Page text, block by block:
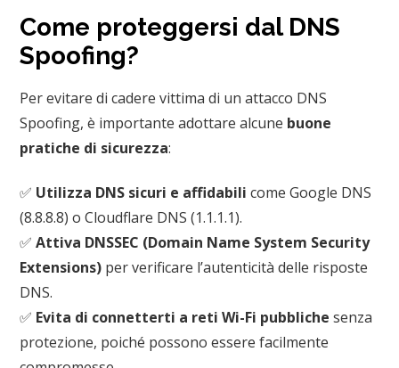
Come proteggersi dal DNS
Spoofing?
Per evitare di cadere vittima di un attacco DNS
Spoofing, è importante adottare alcune buone
pratiche di sicurezza:
✅ Utilizza DNS sicuri e affidabili come Google DNS
(8.8.8.8) o Cloudflare DNS (1.1.1.1).
✅Attiva DNSSEC (Domain Name System Security
Extensions) per verificare l’autenticità delle risposte
DNS.
✅ Evita di connetterti a reti Wi-Fi pubbliche senza
protezione, poiché possono essere facilmente